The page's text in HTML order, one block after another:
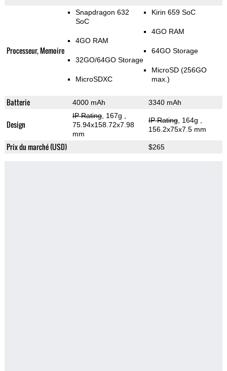
Processeur, Memoire
Snapdragon 632
SoC
4GO RAM
32GO/64GO Storage
MicroSDXC
Kirin 659 SoC
4GO RAM
64GO Storage
MicroSD (256GO
max.)
Batterie 4000 mAh 3340 mAh
Design
IP Rating, 167g
75.94x158.72x7.98
mm
IP Rating, 164g
156.2x75x7.5 mm
Prix du marché (USD) $265